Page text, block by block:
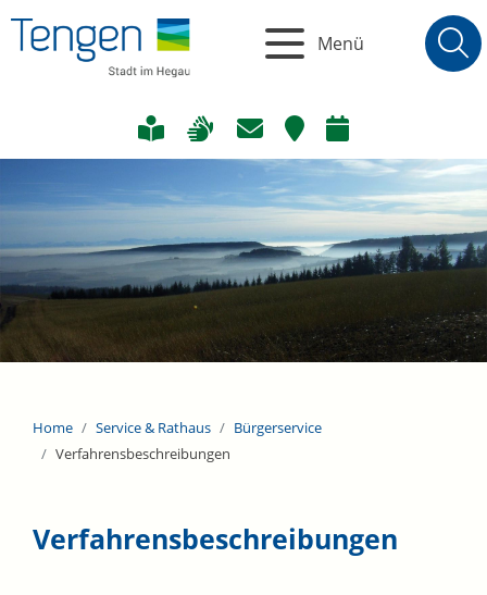
Menü
Home Service & Rathaus
Bürgerservice
Verfahrensbeschreibungen
Verfahrensbeschreibungen